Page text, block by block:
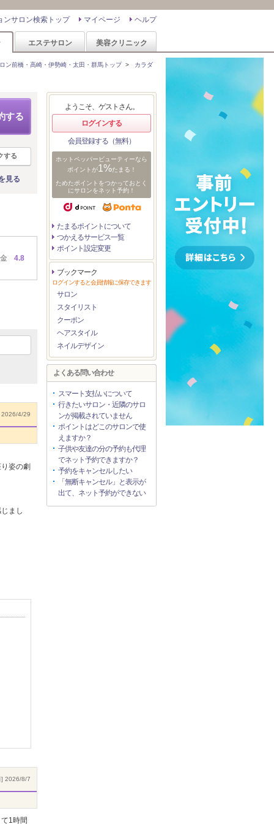
ヘルプ
マイページ
ンサロン検索トップ
エステサロン 美容クリニック
ン前橋・高崎・伊勢崎・太田・群馬トップ> カラダ
する
する
見る
4.8
2026/4/29
姿の劇
まし
] 2026/8/7
1時間
ようこそ、ゲストさん。
ログインする
会員登録する（無料）
ホットペッパービューティーなら
ポイントが1%たまる！
ためたポイントをつかっておとく
にサロンをネット予約！
たまるポイントについて
つかえるサービス一覧
ポイント設定変更
ブックマーク
ログインすると会員情報に保存できます
サロン
スタイリスト
クーポン
ヘアスタイル
ネイルデザイン
よくある問い合わせ
スマート支払いについて
行きたいサロン・近隣のサロ
ンが掲載されていません
ポイントはどこのサロンで使
えますか？
子供や友達の分の予約も代理
でネット予約できますか？
予約をキャンセルしたい
「無断キャンセル」と表示が
出て、ネット予約ができない